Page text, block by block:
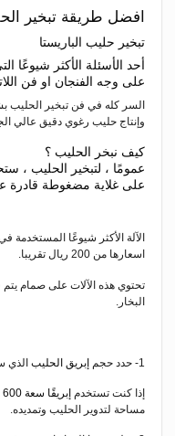
افضل طريقة تبخير
تبخير حليب الباريستا
أحد الأسئلة الأكثر شيوعًا
على وجه الفنجان او فن
السر كله في فن تبخير الحليب
وإنتاج حليب رغوي دقيق عالي
كيف نبخر الحليب ؟
عمومًا ، لتبخير الحليب ،
على غلاية مضغوطة قادرة
الآلة الأكثر شيوعًا المستخدمة
اسعارها من 200 ريال تقريبا.
تحتوي هذه الآلات على صمام
البخار.
1- حدد حجم إبريق الحليبالذي
إذا كنت تستخدم إبريقًا سعة 600 ملم
مساحة لتدوير الحليب وتمديده.